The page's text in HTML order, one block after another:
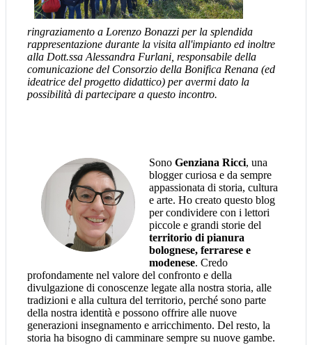
ringraziamento a Lorenzo Bonazzi per la splendida
rappresentazione durante la visita all'impianto ed inoltre
alla Dott.ssa Alessandra Furlani, responsabile della
comunicazione del Consorzio della Bonifica Renana (ed
ideatrice del progetto didattico) per avermi dato la
possibilità di partecipare a questo incontro.
Sono Genziana Ricci, una
blogger curiosa e da sempre
appassionata di storia, cultura
e arte. Ho creato questo blog
per condividere con i lettori
piccole e grandi storie del
territorio di pianura
bolognese, ferrarese e
modenese. Credo
profondamente nel valore del confronto e della
divulgazione di conoscenze legate alla nostra storia, alle
tradizioni e alla cultura del territorio, perché sono parte
della nostra identità e possono offrire alle nuove
generazioni insegnamento e arricchimento. Del resto, la
storia ha bisogno di camminare sempre su nuove gambe.